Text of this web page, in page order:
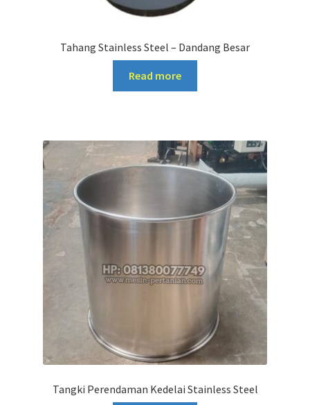
Tahang Stainless Steel – Dandang Besar
Read more
Tangki Perendaman Kedelai Stainless Steel